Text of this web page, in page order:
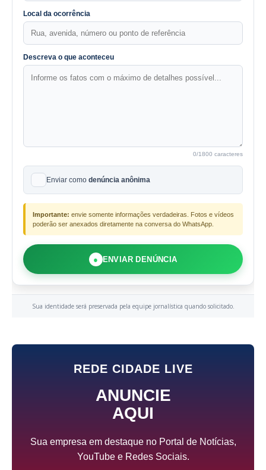
Local da ocorrência
Descreva o que aconteceu
0/1800 caracteres
Enviar como denúncia anônima
Importante: envie somente informações verdadeiras. Fotos e vídeos
poderão ser anexados diretamente na conversa do WhatsApp.
● ENVIAR DENÚNCIA
Sua identidade será preservada pela equipe jornalística quando solicitado.
REDE CIDADE LIVE
ANUNCIE
AQUI
Sua empresa em destaque no Portal de Notícias,
YouTube e Redes Sociais.